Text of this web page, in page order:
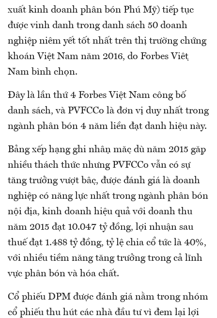
xuất kinh doanh phân bón Phú Mỹ) tiếp tục
được vinh danh trong danh sách 50 doanh
nghiệp niêm yết tốt nhất trên thị trường chứng
khoán Việt Nam năm 2016, do Forbes Việt
Nam bình chọn.
Đây là lần thứ 4 Forbes Việt Nam công bố
danh sách, và PVFCCo là đơn vị duy nhất trong
ngành phân bón 4 năm liền đạt danh hiệu này.
Bảng xếp hạng ghi nhận mặc dù năm 2015 gặp
nhiều thách thức nhưng PVFCCo vẫn có sự
tăng trưởng vượt bậc, được đánh giá là doanh
nghiệp có năng lực nhất trong ngành phân bón
nội địa, kinh doanh hiệu quả với doanh thu
năm 2015 đạt 10.047 tỷ đồng, lợi nhuận sau
thuế đạt 1.488 tỷ đồng, tỷ lệ chia cổ tức là 40%,
với nhiều tiềm năng tăng trưởng trong cả lĩnh
vực phân bón và hóa chất.
Cổ phiếu DPM được đánh giá nằm trong nhóm
cổ phiếu thu hút các nhà đầu tư vì đem lại lợi